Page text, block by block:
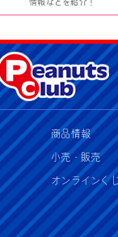
情報などを紹介！
商品情報
小売・販売
オンラインくじ